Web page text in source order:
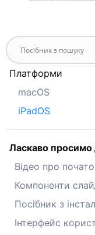
Платформи
macOS
iPadOS
Ласкаво просимо
Відео про
Компоненти
Посібник з
Інтерфейс